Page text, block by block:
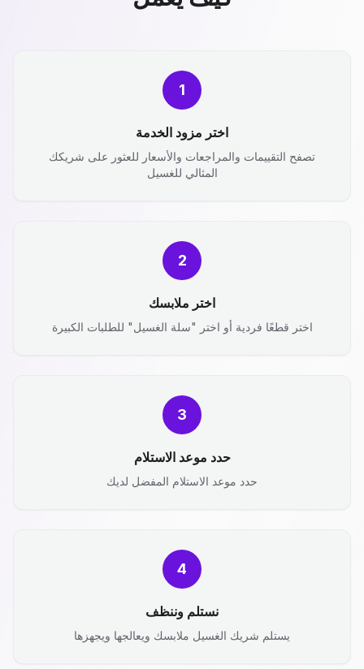
1
اختر مزود الخدمة
تصفح التقييمات والمراجعات والأسعار للعثور على شريكك
المثالي للغسيل
2
اختر ملابسك
اختر قطعًا فردية أو اختر "سلة الغسيل" للطلبات الكبيرة
3
حدد موعد الاستلام
حدد موعد الاستلام المفضل لديك
4
نستلم وننظف
يستلم شريك الغسيل ملابسك ويعالجها ويجهزها